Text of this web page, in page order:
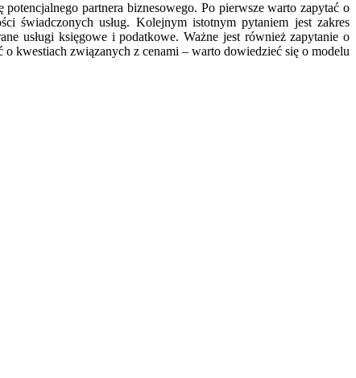
partnera biznesowego. Po pierwsze warto zapytać o
świadczonych usług. Kolejnym istotnym pytaniem jest zakres
usługi księgowe i podatkowe. Ważne jest również zapytanie o
kwestiach związanych z cenami – warto dowiedzieć się o modelu